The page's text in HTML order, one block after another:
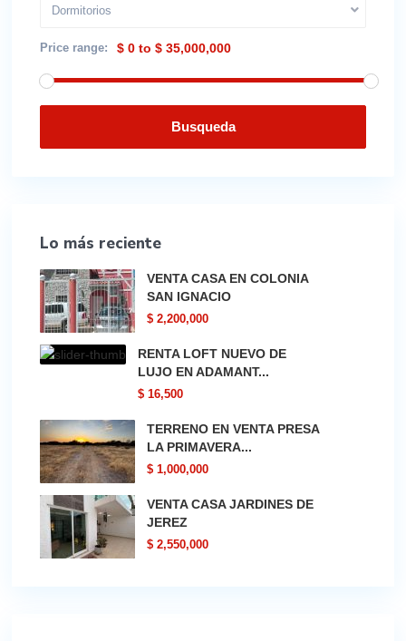
Dormitorios
Price range: $ 0 to $ 35,000,000
Busqueda
Lo más reciente
VENTA CASA EN COLONIA
SAN IGNACIO
$ 2,200,000
RENTA LOFT NUEVO DE
LUJO EN ADAMANT...
$ 16,500
TERRENO EN VENTA PRESA
LA PRIMAVERA...
$ 1,000,000
VENTA CASA JARDINES DE
JEREZ
$ 2,550,000